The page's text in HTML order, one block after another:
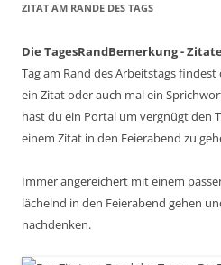
ZITAT AM RANDE DES TAGS
Die TagesRandBemerkung -
Tag am Rand des Arbeitstags
ein Zitat oder auch mal ein
hast du ein Portal um vergnügt den
einem Zitat in den Feierabend zu
Immer angereichert mit einem
lächelnd in den Feierabend gehen
nachdenken.